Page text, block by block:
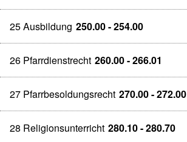
25 Ausbildung 250.00 - 254.00
26 Pfarrdienstrecht 260.00 - 266.01
27 Pfarrbesoldungsrecht 270.00 - 272.00
28 Religionsunterricht 280.10 - 280.70